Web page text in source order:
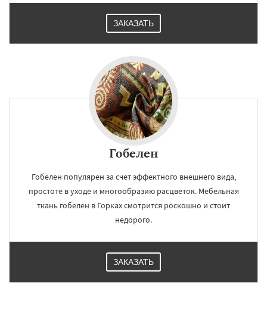
ЗАКАЗАТЬ
Гобелен
Гобелен популярен за счет эффектного внешнего вида,
простоте в уходе и многообразию расцветок. Мебельная
ткань гобелен в Горках смотрится роскошно и стоит
недорого.
ЗАКАЗАТЬ